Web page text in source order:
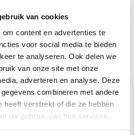
van cookies
content en advertenties te
voor social media te bieden
te analyseren. Ook delen we
van onze site met onze
adverteren en analyse. Deze
combineren met andere
heeft verstrekt of die ze hebben
uw gebruik van hun services.